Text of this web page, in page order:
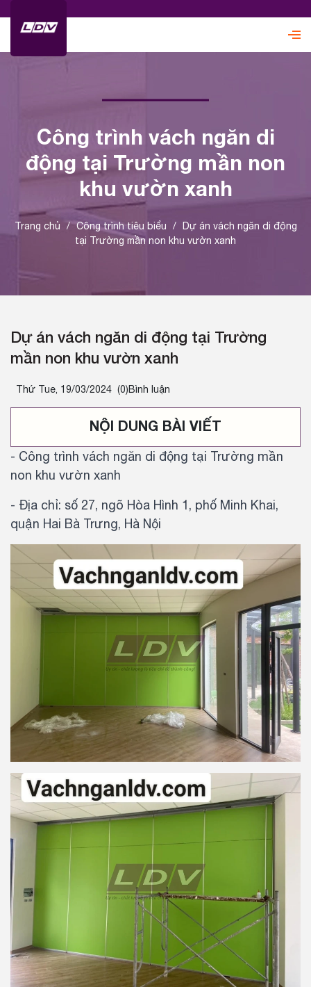
Công trình vách ngăn di
động tại Trường mần non
khu vườn xanh
Trang chủ / Công trình tiêu biểu / Dự án vách ngăn di động
tại Trường mần non khu vườn xanh
Dự án vách ngăn di động tại Trường
mần non khu vườn xanh
Thứ Tue, 19/03/2024 (0)Bình luận
NỘI DUNG BÀI VIẾT
- Công trình vách ngăn di động tại Trường mần
non khu vườn xanh
- Địa chỉ: số 27, ngõ Hòa Hình 1, phố Minh Khai,
quận Hai Bà Trưng, Hà Nội